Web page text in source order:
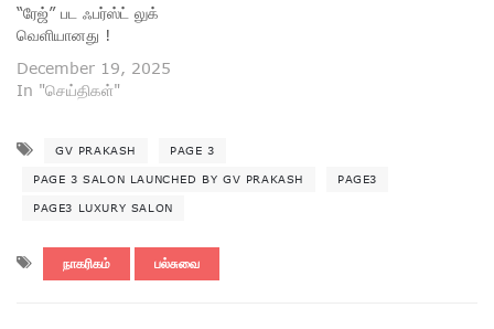
“ரேஜ்” பட ஃபர்ஸ்ட் லுக்
வெளியானது !
December 19, 2025
In "செய்திகள்"
GV PRAKASH PAGE 3
PAGE 3 SALON LAUNCHED BY GV PRAKASH PAGE3
PAGE3 LUXURY SALON
நாகரிகம் பல்சுவை